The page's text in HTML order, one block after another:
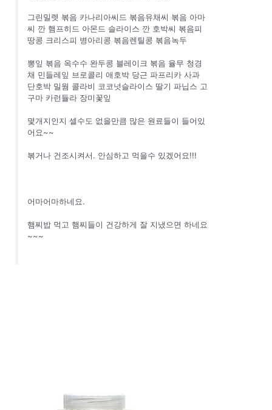
그린밀렛 볶음 카나리아씨드 볶음유채씨 볶음 아마
씨 깐 햄프히드 아몬드 슬라이스 깐 호박씨 볶음피
땅콩 크리스피 병아리콩 볶음렌틸콩 볶음녹두
뽕잎 볶음 옥수수 완두콩 블레이크 볶음 율무 청경
채 민들레잎 브로콜리 애호박 당근 파프리카 사과
단호박 밀웜 콜라비 코코넛슬라이스 딸기 파닙스 고
구마 카런듈라 장미꽃잎
몇개지인지 셀수도 없을만큼 많은 원료들이 들어있
어요~~
볶거나 건조시켜서. 안심하고 먹을수 있겠어요!!!
어마어마하네요.
햄찌밥 먹고 햄찌들이 건강하게 잘 지냈으면 하네요
~~~